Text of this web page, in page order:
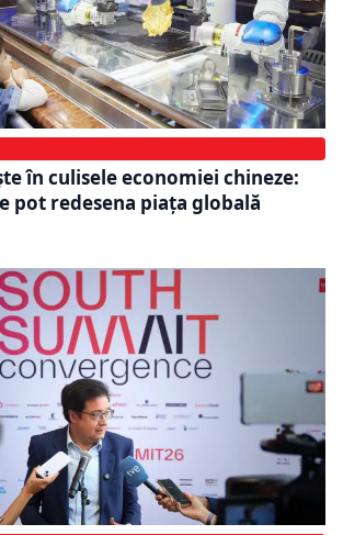
în culisele economiei chineze:
pot redesena piața globală